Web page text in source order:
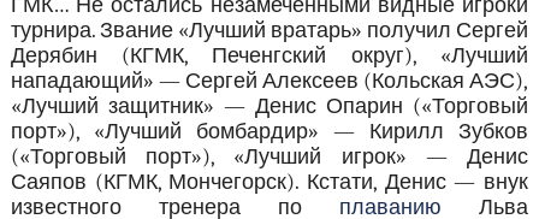
ГМК… Не остались незамеченными видные игроки
турнира. Звание «Лучший вратарь» получил Сергей
Дерябин (КГМК, Печенгский округ), «Лучший
нападающий» — Сергей Алексеев (Кольская АЭС),
«Лучший защитник» — Денис Опарин («Торговый
порт»), «Лучший бомбардир» — Кирилл Зубков
(«Торговый порт»), «Лучший игрок» — Денис
Саяпов (КГМК, Мончегорск). Кстати, Денис — внук
известного тренера по плаванию Льва